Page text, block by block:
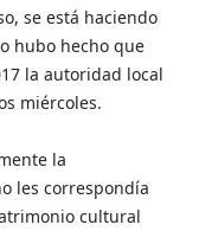
se está haciendo
hubo hecho que
la autoridad local
miércoles.
la
les correspondía
cultural